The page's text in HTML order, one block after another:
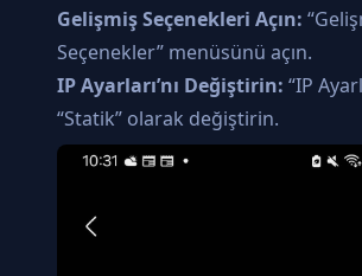
Gelişmiş Seçenekleri Açın:
Seçenekler” menüsünü açın.
IP Ayarları’nı Değiştirin: “IP
“Statik” olarak değiştirin.